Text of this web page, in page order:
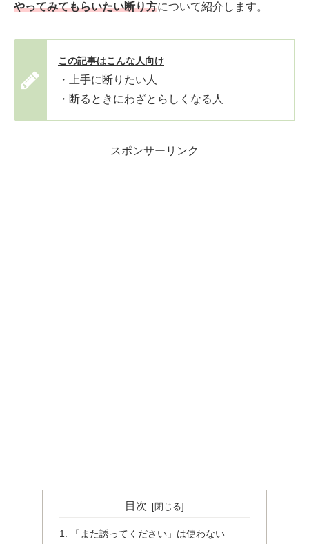
やってみてもらいたい断り方について紹介します。
この記事はこんな人向け
・上手に断りたい人
・断るときにわざとらしくなる人
スポンサーリンク
目次
「また誘ってください」は使わない